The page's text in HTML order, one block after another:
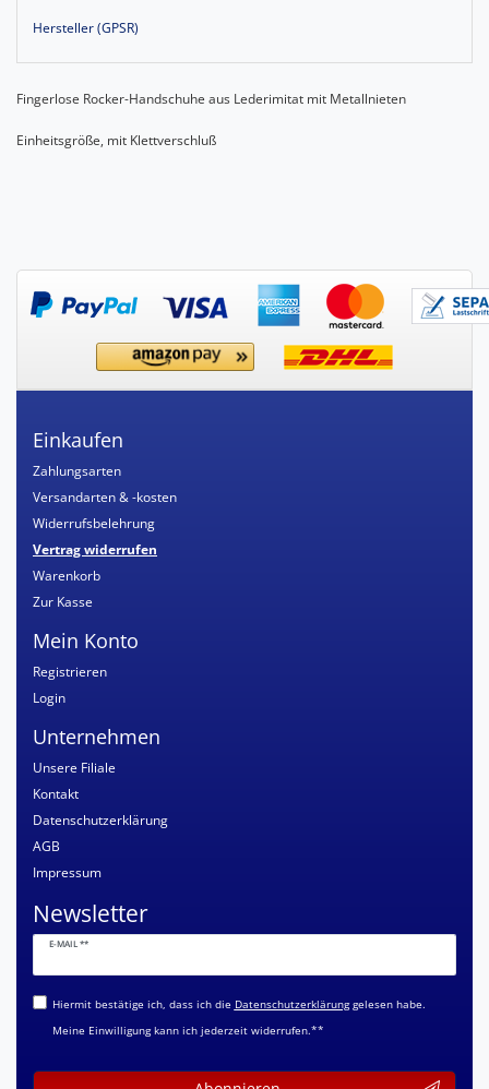
Hersteller (GPSR)
Fingerlose Rocker-Handschuhe aus Lederimitat mit Metallnieten
Einheitsgröße, mit Klettverschluß
Einkaufen
Zahlungsarten
Versandarten & -kosten
Widerrufsbelehrung
Vertrag widerrufen
Warenkorb
Zur Kasse
Mein Konto
Registrieren
Login
Unternehmen
Unsere Filiale
Kontakt
Datenschutzerklärung
AGB
Impressum
Newsletter
E-MAIL **
Newsletter
Honig
Hiermit bestätige ich, dass ich die Daten­schutz­erklärunggelesen habe.
Meine Einwilligung kann ich jederzeit widerrufen.**